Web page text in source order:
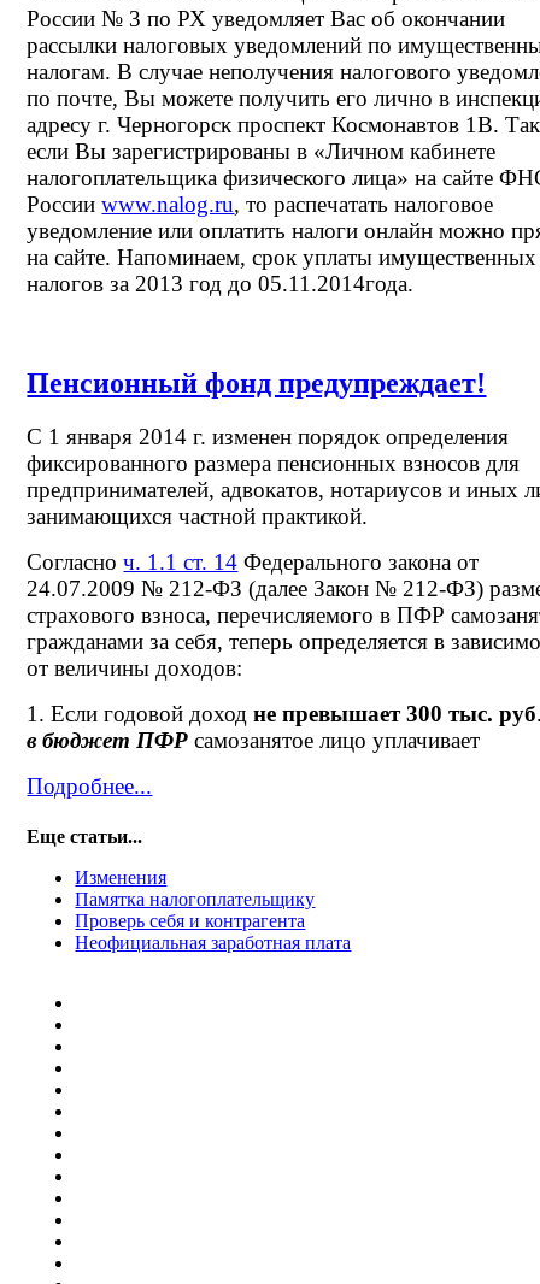
России № 3 по РХ уведомляет Вас об окончании
рассылки налоговых уведомлений по
налогам. В случае неполучения налогового
по почте, Вы можете получить его лично в
адресу г. Черногорск проспект Космонавтов 1В.
если Вы зарегистрированы в «Личном кабинете
налогоплательщика физического лица» на сайте
Россииwww.nalog.ru, то распечатать налоговое
уведомление или оплатить налоги онлайн можно
на сайте. Напоминаем, срок уплаты имущественных
налогов за 2013 год до 05.11.2014года.
Пенсионный фонд предупреждает!
С 1 января 2014 г. изменен порядок определения
фиксированного размера пенсионных взносов для
предпринимателей, адвокатов, нотариусов и иных
занимающихся частной практикой.
Согласноч. 1.1 ст. 14 Федерального закона от
24.07.2009 № 212-ФЗ (далее Закон № 212-ФЗ)
страхового взноса, перечисляемого в ПФР
гражданами за себя, теперь определяется в
от величины доходов:
1. Если годовой доходне превышает 300 тыс. руб
в бюджет ПФР самозанятое лицо уплачивает
Подробнее...
Еще статьи...
Изменения
Памятка налогоплательщику
Проверь себя и контрагента
Неофициальная заработная плата